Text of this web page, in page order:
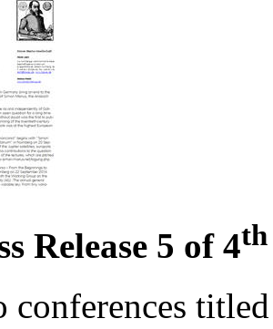
Release 5 of 4th
conferences